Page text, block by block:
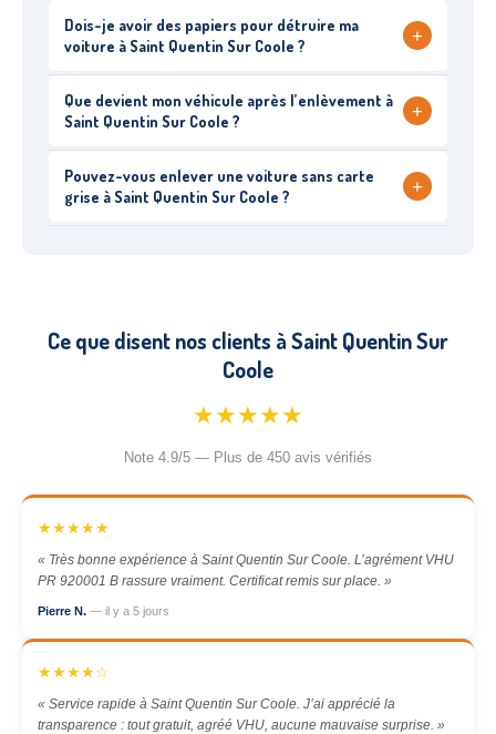
Dois-je avoir des papiers pour détruire ma
voiture à Saint Quentin Sur Coole ?
+
Que devient mon véhicule après l’enlèvement à
Saint Quentin Sur Coole ?
+
Pouvez-vous enlever une voiture sans carte
grise à Saint Quentin Sur Coole ?
+
Ce que disent nos clients à Saint Quentin Sur
Coole
★★★★★
Note 4.9/5 — Plus de 450 avis vérifiés
★★★★★
« Très bonne expérience à Saint Quentin Sur Coole. L’agrément VHU
PR 920001 B rassure vraiment. Certificat remis sur place. »
Pierre N. — il y a 5 jours
★★★★☆
« Service rapide à Saint Quentin Sur Coole. J’ai apprécié la
transparence : tout gratuit, agréé VHU, aucune mauvaise surprise. »